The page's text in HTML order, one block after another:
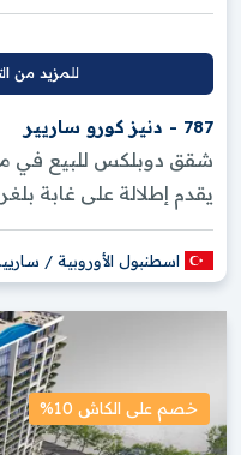
للمزيد من
787 - دنيز كورو ساريير
شقق دوبلكس للبيع في
يقدم إطلالة على غابة
اسطنبول الأوروبية /
خصم على الكاش 10%